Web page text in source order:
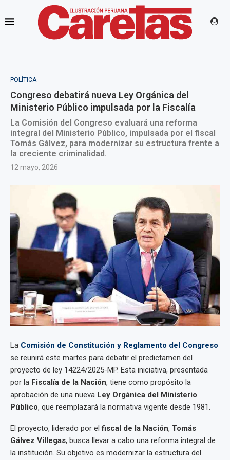
POLÍTICA
Congreso debatirá nueva Ley Orgánica del
Ministerio Público impulsada por la Fiscalía
La Comisión del Congreso evaluará una reforma
integral del Ministerio Público, impulsada por el fiscal
Tomás Gálvez, para modernizar su estructura frente a
la creciente criminalidad.
12 mayo, 2026
La Comisión de Constitución y Reglamento del Congreso
se reunirá este martes para debatir el predictamen del
proyecto de ley 14224/2025-MP. Esta iniciativa, presentada
por la Fiscalía de la Nación, tiene como propósito la
aprobación de una nueva Ley Orgánica del Ministerio
Público, que reemplazará la normativa vigente desde 1981.
El proyecto, liderado por elfiscal de la Nación, Tomás
Gálvez Villegas, busca llevar a cabo una reforma integral de
la institución. Su objetivo es modernizar la estructura del